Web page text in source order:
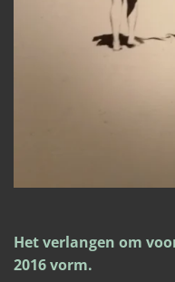
Het verlangen om
2016 vorm.